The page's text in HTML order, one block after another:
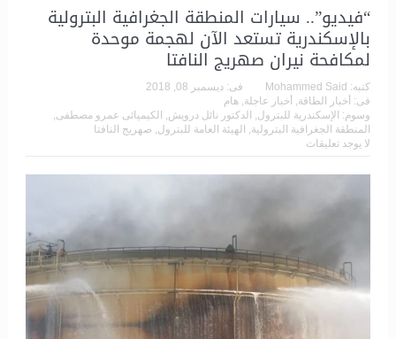
“فيديو”.. سيارات المنطقة الجغرافية البترولية
بالإسكندرية تستعد الآن لهجمة موحدة
لمكافحة نيران صهريج النافتا
كتبه: Mohammed Said فى: ديسمبر 08, 2018
فى: أخبار الطاقة, أخبار عاجلة, هام
وسوم: الإسكندرية للبترول, الدكتور نائل درويش, الكيميائى عمرو مصطفى,
المنطقة الجغرافية البترولية, الهيئة العامة للبترول, صهريج النافتا
لا يوجد تعليقات